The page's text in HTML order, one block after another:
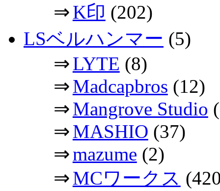
⇒K印 (202)
LSベルハンマー (5)
⇒LYTE (8)
⇒Madcapbros (12)
⇒Mangrove Studio
⇒MASHIO (37)
⇒mazume (2)
⇒MCワークス